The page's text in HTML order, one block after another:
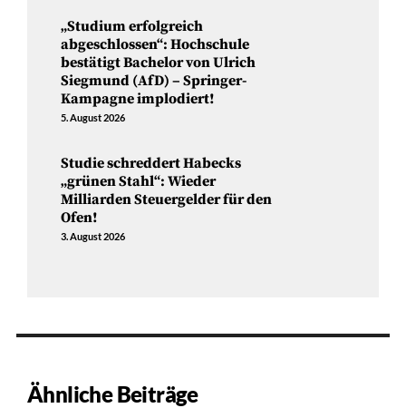
„Studium erfolgreich
abgeschlossen“: Hochschule
bestätigt Bachelor von Ulrich
Siegmund (AfD) – Springer-
Kampagne implodiert!
5. August 2026
Studie schreddert Habecks
„grünen Stahl“: Wieder
Milliarden Steuergelder für den
Ofen!
3. August 2026
Ähnliche Beiträge